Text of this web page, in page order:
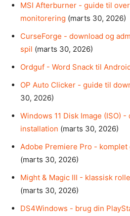
MSI Afterburner - guide til
monitorering (marts 30, 2026)
CurseForge - download og
spil (marts 30, 2026)
Ordguf - Word Snack til
OP Auto Clicker - guide til
30, 2026)
Windows 11 Disk Image (ISO) -
installation (marts 30, 2026)
Adobe Premiere Pro -
(marts 30, 2026)
Might & Magic III - klassisk
(marts 30, 2026)
DS4Windows - brug din